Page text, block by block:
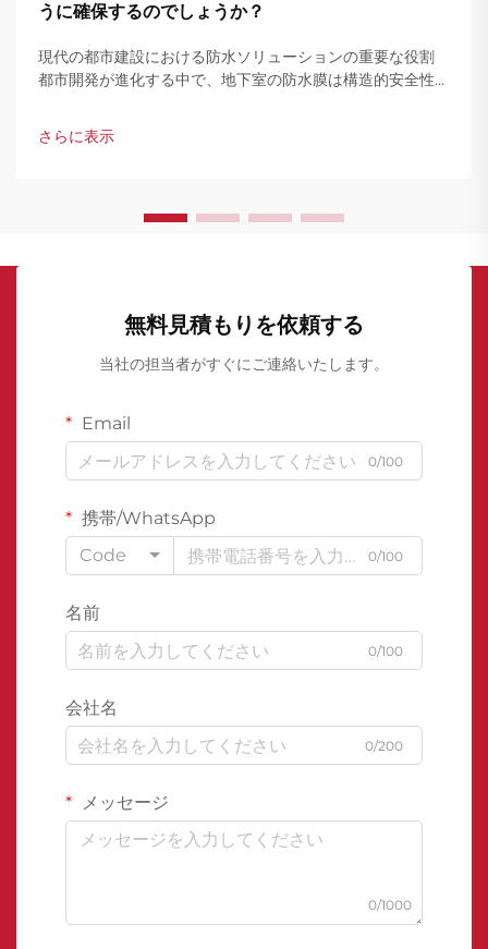
うに確保するのでしょうか？
現代の都市建設における防水ソリューションの重要な役割
都市開発が進化する中で、地下室の防水膜は構造的安全性と
化し、インフラが複雑になるにつれ、地下構造物の防水は単
なる補助的措置ではなく、必須の工事要件となっています。
とができます。
さらに表示
無料見積もりを依頼する
当社の担当者がすぐにご連絡いたします。
Email
0/100
携帯/WhatsApp
Code
0/100
名前
0/100
会社名
0/200
メッセージ
0/1000